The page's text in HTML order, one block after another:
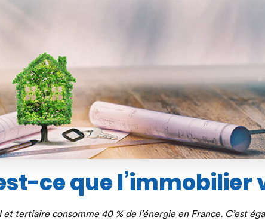
ce que l’immobilier
tertiaire consomme 40 % de l’énergie en France. C’est